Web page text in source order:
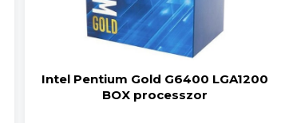
Intel Pentium Gold G6400 LGA1200
BOX processzor